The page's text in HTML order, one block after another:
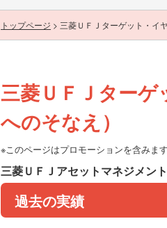
トップページ > 三菱ＵＦＪターゲット・イ
三菱ＵＦＪター
へのそなえ）
※このページはプロモーションを含みます
三菱ＵＦＪアセットマネジメント
過去の実績